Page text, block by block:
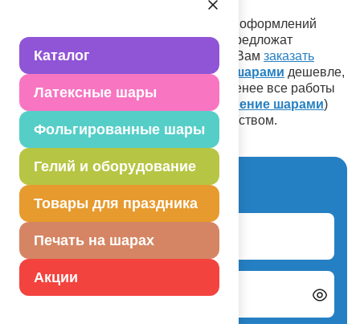
Каталог
Латексные шары
Фольгированные шары
Гелий и оборудование
Товары для праздника
Печать на шарах
Акции
) и оформлений
оформление шарами) Вам также предложат
скидочные программы, что позволит Вам заказать
печать на шарахилиоформление шарами дешевле,
чем в других компаниях, но, тем не менее все работы
печать на шарах ) и услуги ( оформление шарами)
будут выполнены с высочайшим качеством.
Вход для партнеров
Логин
Пароль